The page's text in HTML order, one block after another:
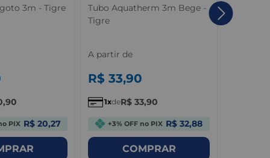
3m - Tigre
,90
PIX R$ 20,27
Tubo Aquatherm 3m Bege -
Tigre
A partir de
R$ 33,90
1 deR$ 33,90
+3% OFF no PIX R$ 32,88
COMPRAR
Rosca